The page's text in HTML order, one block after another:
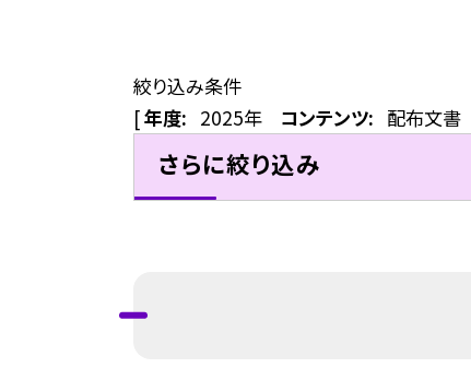
絞り込み条件
[年度: 2025年 コンテンツ: 配布文書
さらに絞り込み